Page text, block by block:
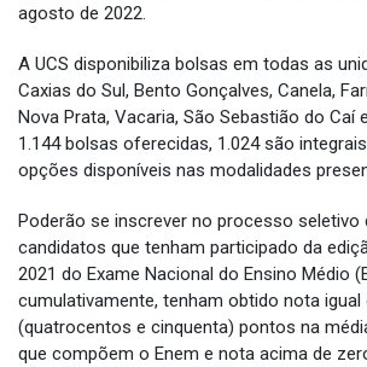
agosto de 2022.
A UCS disponibiliza bolsas em todas as
Caxias do Sul, Bento Gonçalves, Canela,
Nova Prata, Vacaria, São Sebastião do Caí
1.144 bolsas oferecidas, 1.024 são
opções disponíveis nas modalidades
Poderão se inscrever no processo seletivo
candidatos que tenham participado da
2021 do Exame Nacional do Ensino Médio
cumulativamente, tenham obtido nota igual
(quatrocentos e cinquenta) pontos na
que compõem o Enem e nota acima de